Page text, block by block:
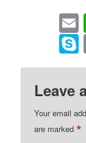
Leave
Your email
are marked*